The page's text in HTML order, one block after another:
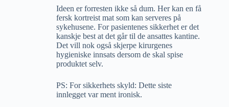
Ideen er forresten ikke så dum. Her kan en få
fersk kortreist mat som kan serveres på
sykehusene. For pasientenes sikkerhet er det
kanskje best at det går til de ansattes kantine.
Det vill nok også skjerpe kirurgenes
hygieniske innsats dersom de skal spise
produktet selv.
PS: For sikkerhets skyld: Dette siste
innlegget var ment ironisk.